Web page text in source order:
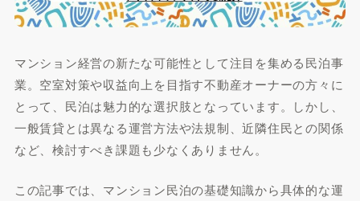
マンション経営の新たな可能性として注目を集める民泊事
業。空室対策や収益向上を目指す不動産オーナーの方々に
とって、民泊は魅力的な選択肢となっています。しかし、
一般賃貸とは異なる運営方法や法規制、近隣住民との関係
など、検討すべき課題も少なくありません。
この記事では、マンション民泊の基礎知識から具体的な運